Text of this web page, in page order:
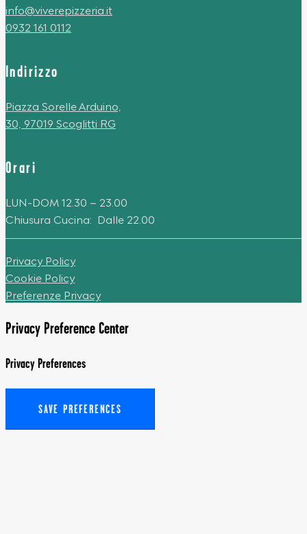
info@viverepizzeria.it
0932 161 0112
Indirizzo
Piazza Sorelle Arduino,
30, 97019 Scoglitti RG
Orari
LUN-DOM 12.30 – 23.00
Chiusura Cucina: Dalle 22.00
Privacy Policy
Cookie Policy
Preferenze Privacy
Privacy Preference Center
Privacy Preferences